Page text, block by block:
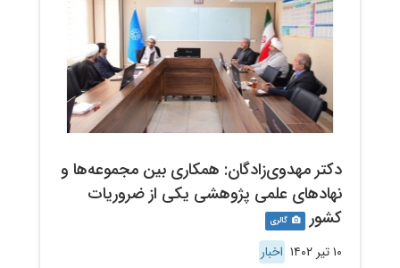
دکتر مهدوی‌زادگان: همکاری بین مجموعه‌ها و
نهادهای علمی پژوهشی یکی از ضروریات
کشور
گالری
۱۰ تیر ۱۴۰۲ اخبار